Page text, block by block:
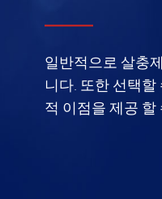
일반적으로 살충
니다. 또한 선택
적 이점을 제공 할